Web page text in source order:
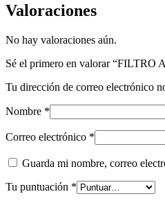
Valoraciones
No hay valoraciones aún.
Sé el primero en valorar “FILTRO
Tu dirección de correo electrónico
Nombre *
Correo electrónico *
Guarda mi nombre, correo
Tu puntuación *